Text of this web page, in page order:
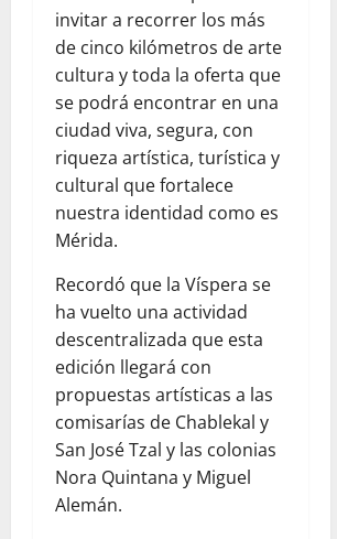
invitar a recorrer los más
de cinco kilómetros de arte
cultura y toda la oferta que
se podrá encontrar en una
ciudad viva, segura, con
riqueza artística, turística y
cultural que fortalece
nuestra identidad como es
Mérida.
Recordó que la Víspera se
ha vuelto una actividad
descentralizada que esta
edición llegará con
propuestas artísticas a las
comisarías de Chablekal y
San José Tzal y las colonias
Nora Quintana y Miguel
Alemán.